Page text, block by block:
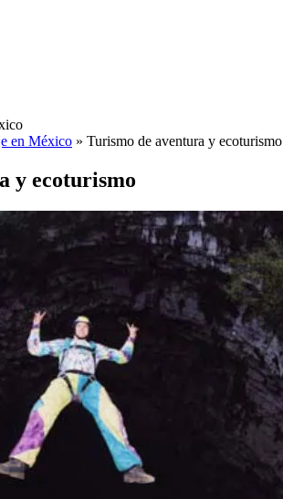
en México » Turismo de aventura y ecoturismo
y ecoturismo